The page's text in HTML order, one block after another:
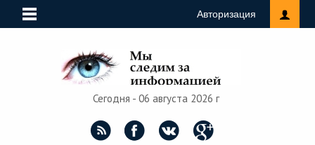
Авторизация
Сегодня - 06 августа 2026 г